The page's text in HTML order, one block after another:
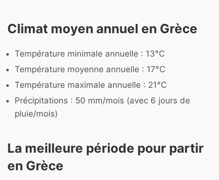
Climat moyen annuel en Grèce
Température minimale annuelle : 13°C
Température moyenne annuelle : 17°C
Température maximale annuelle : 21°C
Précipitations : 50 mm/mois (avec 6 jours de
pluie/mois)
La meilleure période pour partir
en Grèce